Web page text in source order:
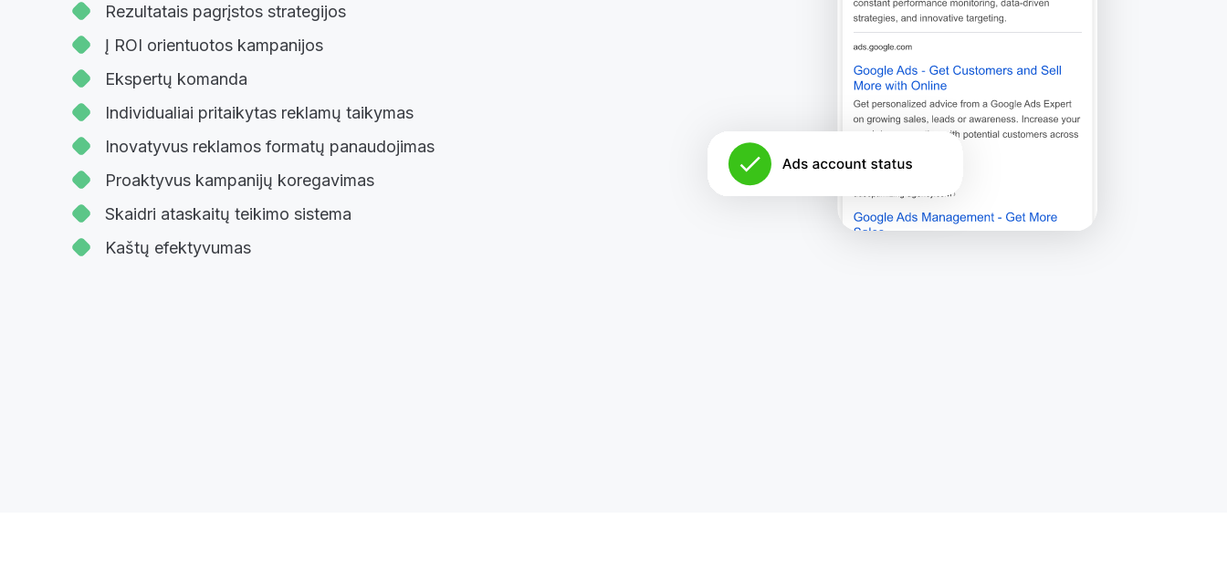
Rezultatais pagrįstos strategijos
Į ROI orientuotos kampanijos
Ekspertų komanda
Individualiai pritaikytas reklamų taikymas
Inovatyvus reklamos formatų panaudojimas
Proaktyvus kampanijų koregavimas
Skaidri ataskaitų teikimo sistema
Kaštų efektyvumas